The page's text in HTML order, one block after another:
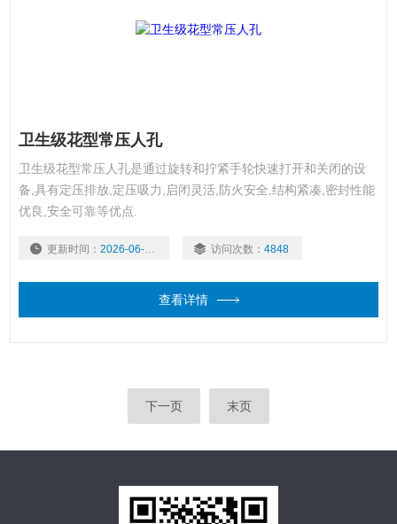
卫生级花型常压人孔
卫生级花型常压人孔是通过旋转和拧紧手轮快速打开和关闭的设
备,具有定压排放,定压吸力,启闭灵活,防火安全,结构紧凑,密封性能
优良,安全可靠等优点.
更新时间： 2026-06-16 访问次数： 4848
查看详情
下一页 末页